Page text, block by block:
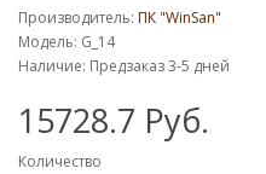
Производитель: ПК "WinSan"
Модель: G_14
Наличие: Предзаказ 3-5 дней
15728.7 Руб.
Количество